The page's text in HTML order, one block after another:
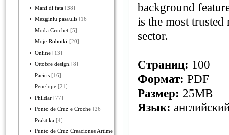
Mani di fata [38]
Mezginiu pasaulis [16]
Moda Crochet [5]
Moje Robotki [20]
Online [13]
Ottobre design [8]
Pacios [16]
Penelope [21]
Phildar [77]
Ponto de Cruz e Croche [26]
Praktika [4]
Punto de Cruz Creaciones Artime
background
is the most
sector.
Страниц: 100
Формат: PDF
Размер: 25MB
Язык: